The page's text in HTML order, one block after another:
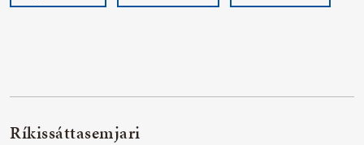
Ríkissáttasemjari